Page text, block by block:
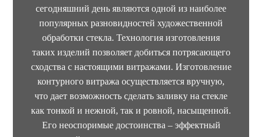
сегодняшний день являются одной из наиболее
популярных разновидностей художественной
обработки стекла. Технология изготовления
таких изделий позволяет добиться потрясающего
сходства с настоящими витражами. Изготовление
контурного витража осуществляется вручную,
что дает возможность сделать заливку на стекле
как тонкой и нежной, так и ровной, насыщенной.
Его неоспоримые достоинства – эффектный